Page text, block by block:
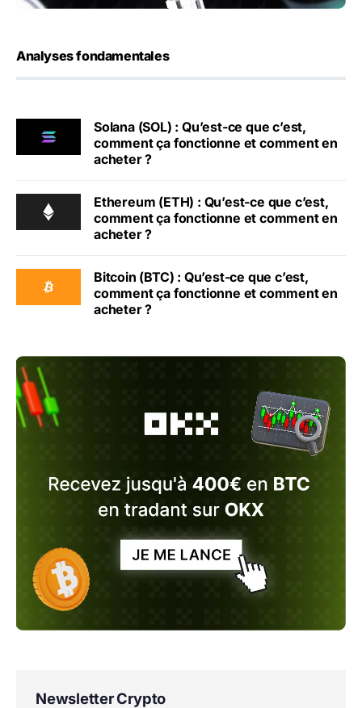
Analyses fondamentales
Solana (SOL) : Qu’est-ce que c’est,
comment ça fonctionne et comment en
acheter ?
Ethereum (ETH) : Qu’est-ce que c’est,
comment ça fonctionne et comment en
acheter ?
Bitcoin (BTC) : Qu’est-ce que c’est,
comment ça fonctionne et comment en
acheter ?
Newsletter Crypto